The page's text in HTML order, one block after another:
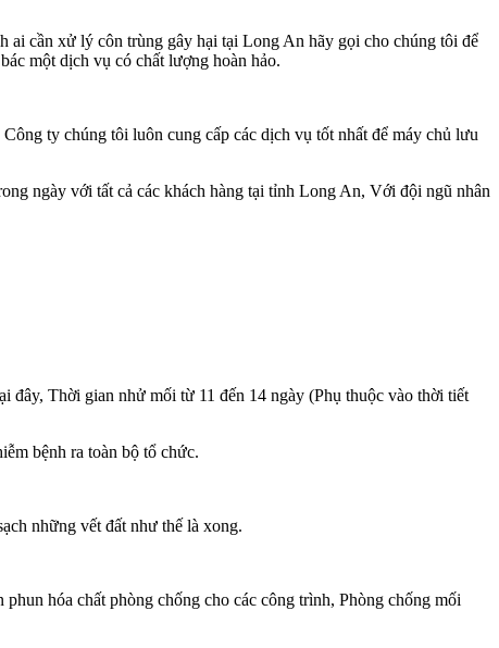
ai cần xử lý côn trùng gây hại tại Long An hãy gọi cho chúng tôi để
một dịch vụ có chất lượng hoàn hảo.
ty chúng tôi luôn cung cấp các dịch vụ tốt nhất để máy chủ lưu
ngày với tất cả các khách hàng tại tỉnh Long An, Với đội ngũ nhân
đây, Thời gian nhử mối từ 11 đến 14 ngày (Phụ thuộc vào thời tiết
bệnh ra toàn bộ tổ chức.
những vết đất như thế là xong.
hóa chất phòng chống cho các công trình, Phòng chống mối